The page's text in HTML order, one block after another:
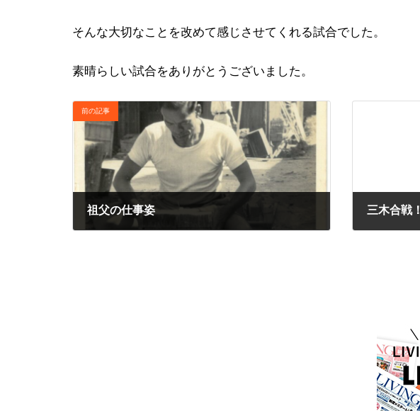
そんな大切なことを改めて感じさせてくれる試合でした。
素晴らしい試合をありがとうございました。
前の記事
祖父の仕事姿 三木合戦！